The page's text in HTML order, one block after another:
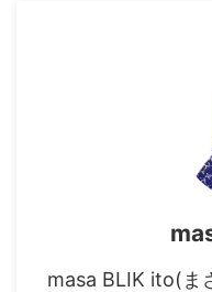
masa BLIK ito(ま